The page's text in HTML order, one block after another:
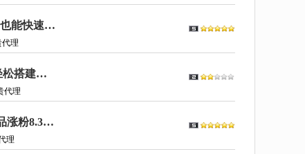
豆包高效使用100式实战课，系统讲解基础与进阶两套通用提问法，零基础也能快速精准用好豆包 156120
代理
豆包+PS一键生成表情包！微信表情上架全流程详解，新手零门槛上手，轻松搭建被动收入渠道 156044
代理
动画Vlog项目拆解，豆包AI辅助短视频起号，新手也能轻松涨粉，43条作品涨粉8.3W 156021
理